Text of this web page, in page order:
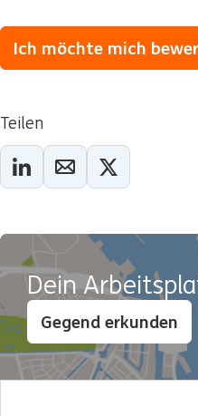
Ich möchte mich
Teilen
Dein
Gegend erkunden